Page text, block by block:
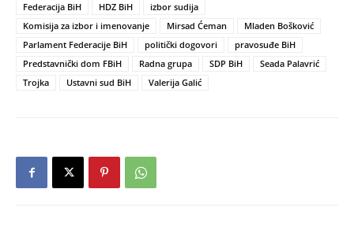
Federacija BiH
HDZ BiH
izbor sudija
Komisija za izbor i imenovanje
Mirsad Ćeman
Mladen Bošković
Parlament Federacije BiH
politički dogovori
pravosuđe BiH
Predstavnički dom FBiH
Radna grupa SDP BiH
Seada Palavrić
Trojka
Ustavni sud BiH Valerija Galić